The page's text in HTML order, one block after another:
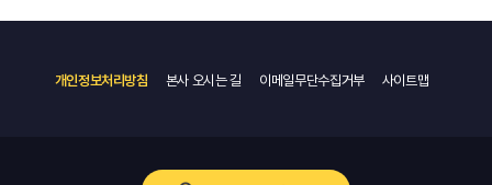
개인정보처리방침 본사 오시는 길 이메일무단수집거부 사이트맵